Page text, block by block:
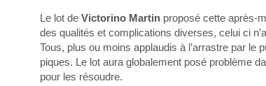
Le lot de Victorino Martin proposé cette après-
des qualités et complications diverses, celui ci
Tous, plus ou moins applaudis à l’arrastre par le
piques. Le lot aura globalement posé problème
pour les résoudre.